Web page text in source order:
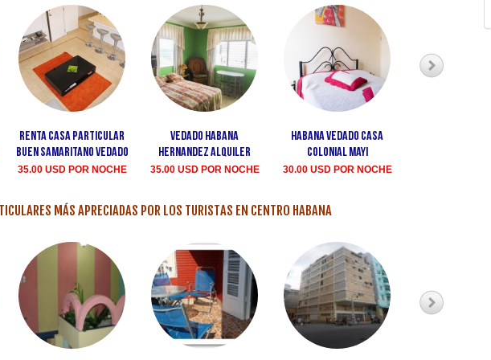
Renta casa particular
Buen Samaritano Vedado
35.00 USD POR NOCHE
Vedado Habana
Hernandez alquiler
35.00 USD POR NOCHE
Habana Vedado Casa
colonial Mayi
30.00 USD POR NOCHE
MÁS APRECIADAS POR LOS TURISTAS EN CENTRO HABANA